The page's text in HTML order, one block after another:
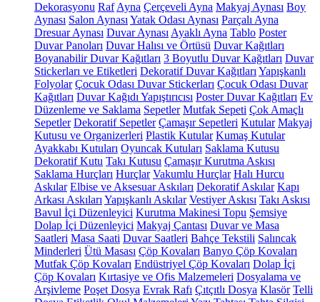
Dekorasyonu Raf Ayna Çerçeveli Ayna Makyaj Aynası Boy
Aynası Salon Aynası Yatak Odası Aynası Parçalı Ayna
Dresuar Aynası Duvar Aynası Ayaklı Ayna Tablo Poster
Duvar Panoları Duvar Halısı ve Örtüsü Duvar Kağıtları
Boyanabilir Duvar Kağıtları 3 Boyutlu Duvar Kağıtları Duvar
Stickerları ve Etiketleri Dekoratif Duvar Kağıtları Yapışkanlı
Folyolar Çocuk Odası Duvar Stickerları Çocuk Odası Duvar
Kağıtları Duvar Kağıdı Yapıştırıcısı Poster Duvar Kağıtları Ev
Düzenleme ve Saklama Sepetler Mutfak Sepeti Çok Amaçlı
Sepetler Dekoratif Sepetler Çamaşır Sepetleri Kutular Makyaj
Kutusu ve Organizerleri Plastik Kutular Kumaş Kutular
Ayakkabı Kutuları Oyuncak Kutuları Saklama Kutusu
Dekoratif Kutu Takı Kutusu Çamaşır Kurutma Askısı
Saklama Hurçları Hurçlar Vakumlu Hurçlar Halı Hurcu
Askılar Elbise ve Aksesuar Askıları Dekoratif Askılar Kapı
Arkası Askıları Yapışkanlı Askılar Vestiyer Askısı Takı Askısı
Bavul İçi Düzenleyici Kurutma Makinesi Topu Şemsiye
Dolap İçi Düzenleyici Makyaj Çantası Duvar ve Masa
Saatleri Masa Saati Duvar Saatleri Bahçe Tekstili Salıncak
Minderleri Ütü Masası Çöp Kovaları Banyo Çöp Kovaları
Mutfak Çöp Kovaları Endüstriyel Çöp Kovaları Dolap İçi
Çöp Kovaları Kırtasiye ve Ofis Malzemeleri Dosyalama ve
Arşivleme Poşet Dosya Evrak Rafı Çıtçıtlı Dosya Klasör Telli